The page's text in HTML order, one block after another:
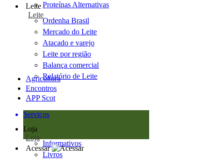
Proteínas Alternativas
Leite
Leite
Ordenha Brasil
Mercado do Leite
Atacado e varejo
Leite por região
Balança comercial
Relatório de Leite
Agricultura
Encontros
APP Scot
Serviços
Loja
Loja
Informativos
Livros
Acessar